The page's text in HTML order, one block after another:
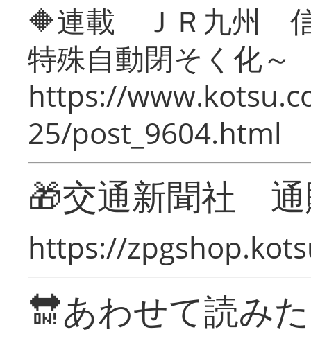
🔶連載 ＪＲ九州 信
特殊自動閉そく化～
https://
25/post_9604.html
🎁交通新聞社
https://
🔛あわせて読み